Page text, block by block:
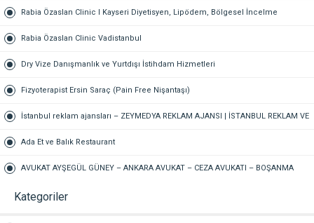
Hukuk Bürosu Gaziantep
Rabia Özaslan Clinic I Kayseri Diyetisyen, Lipödem, Bölgesel İncelme
Rabia Özaslan Clinic Vadistanbul
Dry Vize Danışmanlık ve Yurtdışı İstihdam Hizmetleri
Fizyoterapist Ersin Saraç (Pain Free Nişantaşı)
İstanbul reklam ajansları – ZEYMEDYA REKLAM AJANSI | İSTANBUL REKLAM VE
SEO AJANSI, DİJİTAL PAZARLAMA AJANSI, SOSYAL MEDYA AJANSI, 360
REKLAM
Ada Et ve Balık Restaurant
AVUKAT AYŞEGÜL GÜNEY – ANKARA AVUKAT – CEZA AVUKATI – BOŞANMA
AVUKATI – TAZMİNAT AVUKATI
Kategoriler